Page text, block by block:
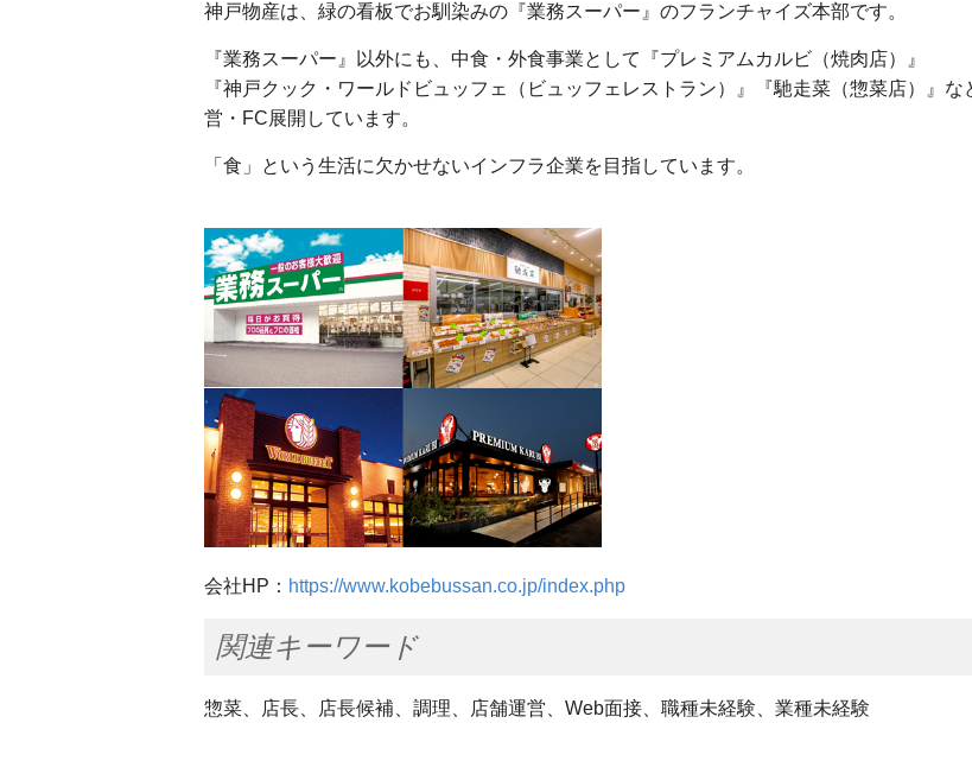
神戸物産は、緑の看板でお馴染みの『業務スーパー』のフランチャイズ本部です。
『業務スーパー』以外にも、中食・外食事業として『プレミアムカルビ（焼肉店）』
『神戸クック・ワールドビュッフェ（ビュッフェレストラン）』『馳走菜（惣菜店）』な
営・FC展開しています。
「食」という生活に欠かせないインフラ企業を目指しています。
会社HP： https://www.kobebussan.co.jp/index.php
関連キーワード
惣菜、店長、店長候補、調理、店舗運営、Web面接、職種未経験、業種未経験